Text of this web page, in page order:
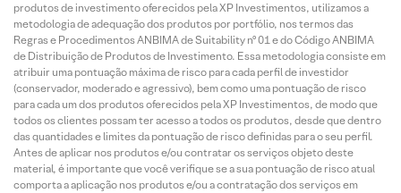
produtos de investimento oferecidos pela XP Investimentos, utilizamos a
metodologia de adequação dos produtos por portfólio, nos termos das
Regras e Procedimentos ANBIMA de Suitability nº 01 e do Código ANBIMA
de Distribuição de Produtos de Investimento. Essa metodologia consiste em
atribuir uma pontuação máxima de risco para cada perfil de investidor
(conservador, moderado e agressivo), bem como uma pontuação de risco
para cada um dos produtos oferecidos pela XP Investimentos, de modo que
todos os clientes possam ter acesso a todos os produtos, desde que dentro
das quantidades e limites da pontuação de risco definidas para o seu perfil.
Antes de aplicar nos produtos e/ou contratar os serviços objeto deste
material, é importante que você verifique se a sua pontuação de risco atual
comporta a aplicação nos produtos e/ou a contratação dos serviços em